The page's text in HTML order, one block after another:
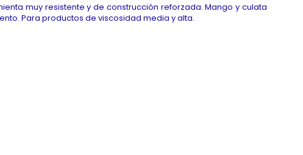
muy resistente y de construcción reforzada. Mango y culata
Para productos de viscosidad media y alta.